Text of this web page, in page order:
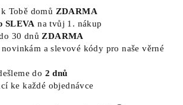
Tobě domů ZDARMA
SLEVA na tvůj 1. nákup
30 dnů ZDARMA
a slevové kódy pro naše věrné
do 2 dnů
ke každé objednávce